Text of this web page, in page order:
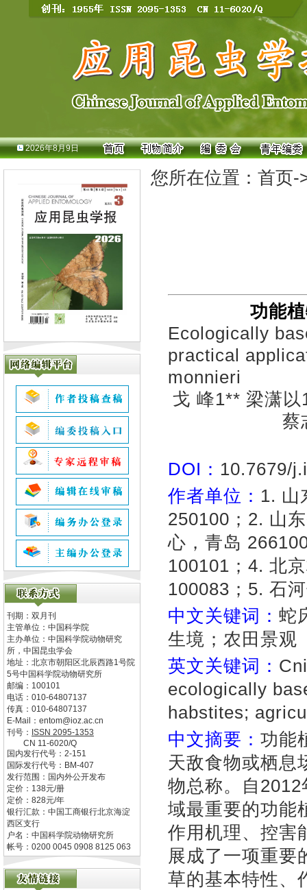
2026年8月9日
刊期：双月刊
主管单位： 中国科学院
主办单位： 中国科学院动物研究
所，中国昆虫学会
地址： 北京市朝阳区北辰西路1号院
5号中国科学院动物研究所
邮编： 100101
电话： 010-64807137
传真： 010-64807137
E-Mail： entom@ioz.ac.cn
刊号： ISSN 2095-1353
CN 11-6020/Q
国内发行代号： 2-151
国际发行代号： BM-407
发行范围：国内外公开发布
定价： 138元/册
定价： 828元/年
银行汇款：中国工商银行北京海淀
西区支行
户名：中国科学院动物研究所
帐号：0200 0045 0908 8125 063
您所在位置： 首页-
功能
Ecologically
practical
monnieri
戈 峰1** 梁潇
蔡
DOI： 10.7679/
作者单位： 1. 山
250100；2. 山
心，青岛
100101；4. 北
100083；5. 石
中文关键词： 蛇
生境；农田景观
英文关键词：
ecologically
habstites;
中文摘要： 功能
天敌食物或栖息
物总称。自
域最重要的功能
作用机理、控害
展成了一项重要
草的基本特性、